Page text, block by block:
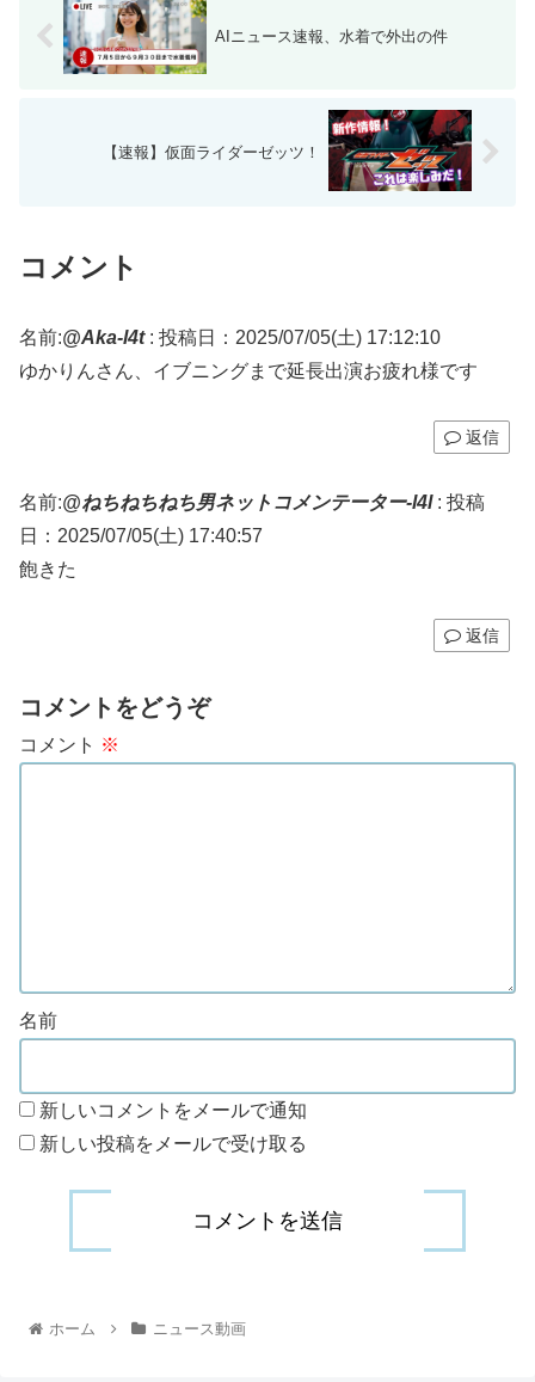
AIニュース速報、水着で外出の件
【速報】仮面ライダーゼッツ！
コメント
名前:@Aka-l4t: 投稿日：2025/07/05(土) 17:12:10
ゆかりんさん、イブニングまで延長出演お疲れ様です
返信
名前:@ねちねちねち男ネットコメンテーター-l4l: 投稿
日：2025/07/05(土) 17:40:57
飽きた
返信
コメントをどうぞ
コメント ※
名前
新しいコメントをメールで通知
新しい投稿をメールで受け取る
ホーム ニュース動画